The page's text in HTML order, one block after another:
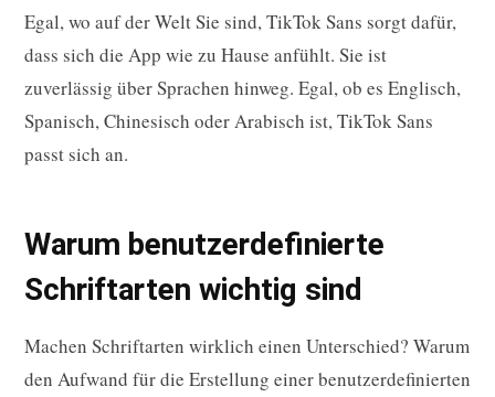
Egal, wo auf der Welt Sie sind, TikTok Sans sorgt dafür,
dass sich die App wie zu Hause anfühlt. Sie ist
zuverlässig über Sprachen hinweg. Egal, ob es Englisch,
Spanisch, Chinesisch oder Arabisch ist, TikTok Sans
passt sich an.
Warum benutzerdefinierte
Schriftarten wichtig sind
Machen Schriftarten wirklich einen Unterschied? Warum
den Aufwand für die Erstellung einer benutzerdefinierten